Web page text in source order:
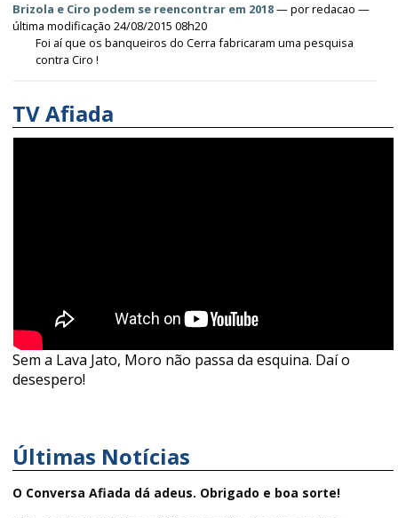
Brizola e Ciro podem se reencontrar em 2018—porredacao —
última modificação 24/08/2015 08h20
Foi aí que os banqueiros do Cerra fabricaram uma pesquisa
contra Ciro !
TV Afiada
Sem a Lava Jato, Moro não passa da esquina. Daí o
desespero!
Últimas Notícias
O Conversa Afiada dá adeus. Obrigado e boa sorte!